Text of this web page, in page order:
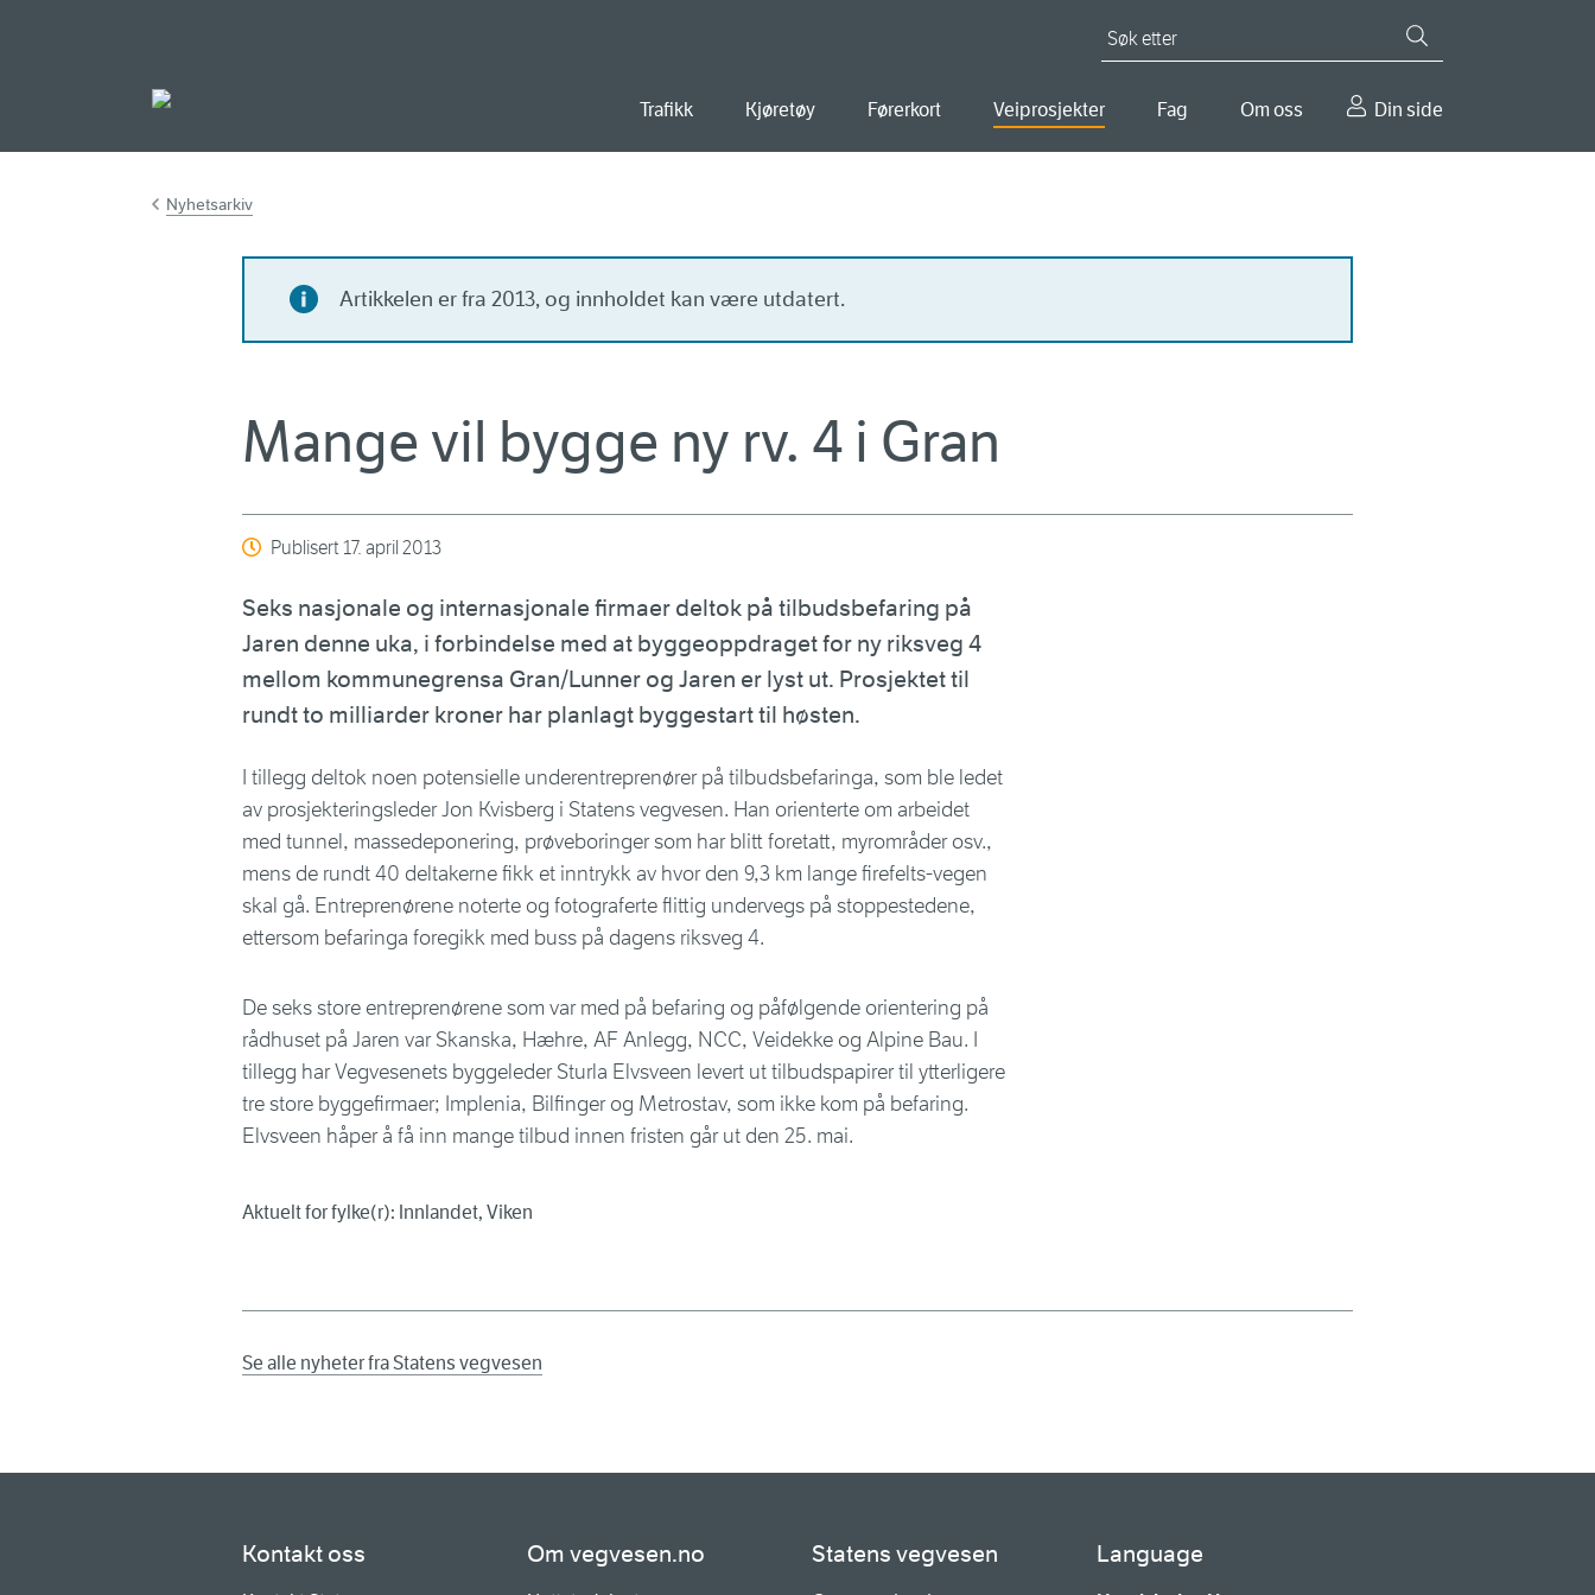
Trafikk Kjøretøy Førerkort Veiprosjekter Fag Om oss Din side
Nyhetsarkiv
Artikkelen er fra 2013, og innholdet kan være utdatert.
Mange vil bygge ny rv. 4 i Gran
Publisert17. april 2013
Seks nasjonale og internasjonale firmaer deltok på tilbudsbefaring på
Jaren denne uka, i forbindelse med at byggeoppdraget for ny riksveg 4
mellom kommunegrensa Gran/Lunner og Jaren er lyst ut. Prosjektet til
rundt to milliarder kroner har planlagt byggestart til høsten.
I tillegg deltok noen potensielle underentreprenører på tilbudsbefaringa, som ble ledet
av prosjekteringsleder Jon Kvisberg i Statens vegvesen. Han orienterte om arbeidet
med tunnel, massedeponering, prøveboringer som har blitt foretatt, myrområder osv.,
mens de rundt 40 deltakerne fikk et inntrykk av hvor den 9,3 km lange firefelts-vegen
skal gå. Entreprenørene noterte og fotograferte flittig undervegs på stoppestedene,
ettersom befaringa foregikk med buss på dagens riksveg 4.
De seks store entreprenørene som var med på befaring og påfølgende orientering på
rådhuset på Jaren var Skanska, Hæhre, AF Anlegg, NCC, Veidekke og Alpine Bau. I
tillegg har Vegvesenets byggeleder Sturla Elvsveen levert ut tilbudspapirer til ytterligere
tre store byggefirmaer; Implenia, Bilfinger og Metrostav, som ikke kom på befaring.
Elvsveen håper å få inn mange tilbud innen fristen går ut den 25. mai.
Aktuelt for fylke(r): Innlandet, Viken
Se alle nyheter fra Statens vegvesen
Kontakt oss Om vegvesen.no Statens vegvesen Language